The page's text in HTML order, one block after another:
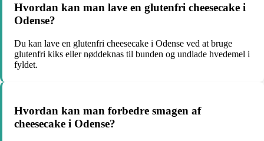
Hvordan kan man lave en glutenfri cheesecake i
Odense?
Du kan lave en glutenfri cheesecake i Odense ved at bruge
glutenfri kiks eller nøddeknas til bunden og undlade hvedemel i
fyldet.
Hvordan kan man forbedre smagen af
cheesecake i Odense?